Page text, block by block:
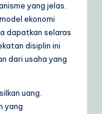
yang jelas.
ekonomi
dapatkan selaras
disiplin ini
dari usaha yang
uang.
yang